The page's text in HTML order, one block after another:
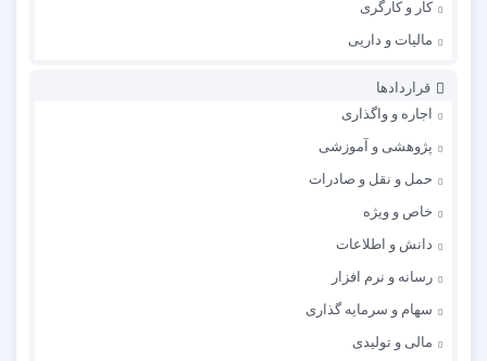
کار و کارگری
مالیات و داریی
قراردادها
اجاره و واگذاری
پژوهشی و آموزشی
حمل و نقل و صادرات
خاص و ویژه
دانش و اطلاعات
رسانه و نرم افزار
سهام و سرمایه گذاری
مالی و تولیدی